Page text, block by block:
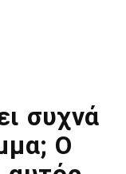
συχνά
Ο